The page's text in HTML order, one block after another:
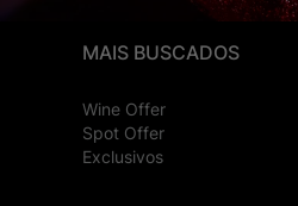
MAIS BUSCADOS
Wine Offer
Spot Offer
Exclusivos